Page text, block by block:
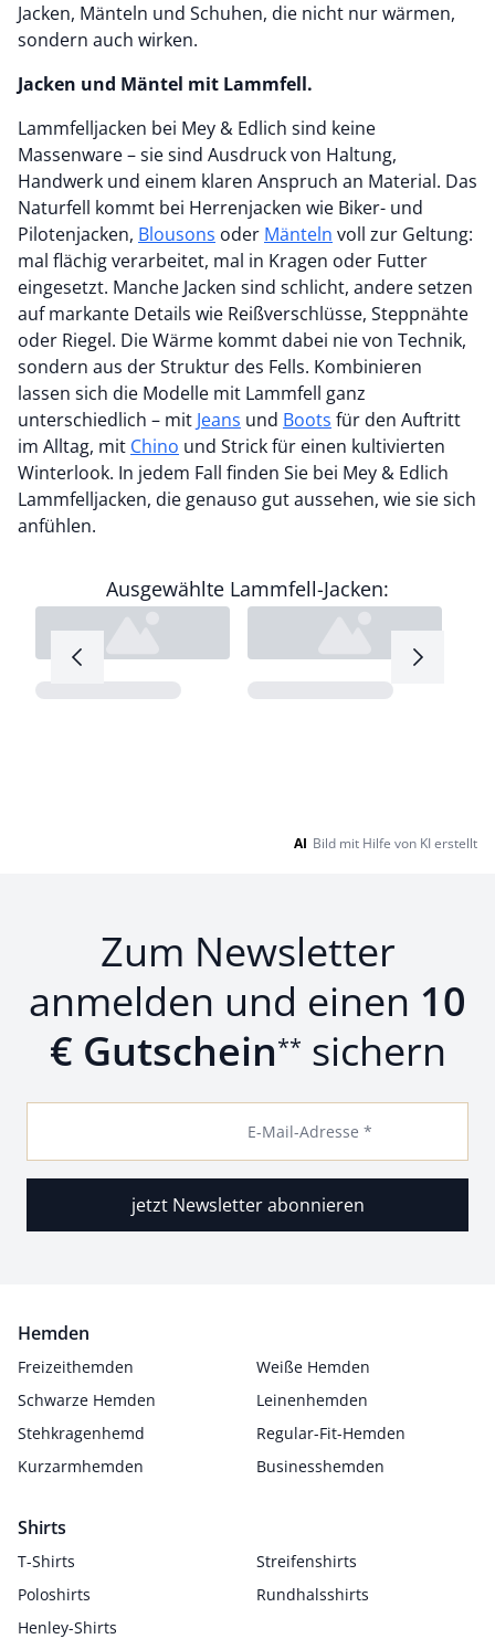
Jacken, Mänteln und Schuhen, die nicht nur wärmen,
sondern auch wirken.
Jacken und Mäntel mit Lammfell.
Lammfelljacken bei Mey & Edlich sind keine
Massenware – sie sind Ausdruck von Haltung,
Handwerk und einem klaren Anspruch an Material. Das
Naturfell kommt bei Herrenjacken wie Biker- und
Pilotenjacken, Blousons oder Mänteln voll zur Geltung:
mal flächig verarbeitet, mal in Kragen oder Futter
eingesetzt. Manche Jacken sind schlicht, andere setzen
auf markante Details wie Reißverschlüsse, Steppnähte
oder Riegel. Die Wärme kommt dabei nie von Technik,
sondern aus der Struktur des Fells. Kombinieren
lassen sich die Modelle mit Lammfell ganz
unterschiedlich – mit Jeans und Boots für den Auftritt
im Alltag, mit Chino und Strick für einen kultivierten
Winterlook. In jedem Fall finden Sie bei Mey & Edlich
Lammfelljacken, die genauso gut aussehen, wie sie sich
anfühlen.
Ausgewählte Lammfell-Jacken:
Pfeil nach rechts Pfeil nach
AI Bild mit Hilfe von KI erstellt
Zum Newsletter
anmelden und einen 10
€ Gutschein** sichern
E-Mail-Adresse *
jetzt Newsletter abonnieren
Hemden
Freizeithemden
Weiße Hemden
Schwarze Hemden
Leinenhemden
Stehkragenhemd
Regular-Fit-Hemden
Kurzarmhemden
Businesshemden
Shirts
T-Shirts
Streifenshirts
Poloshirts
Rundhalsshirts
Henley-Shirts